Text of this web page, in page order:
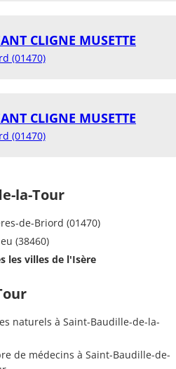
CLIGNE MUSETTE
(01470)
CLIGNE MUSETTE
(01470)
la-Tour
de-Briord (01470)
(38460)
les villes de l'Isère
naturels à Saint-Baudille-de-la-
de médecins à Saint-Baudille-de-